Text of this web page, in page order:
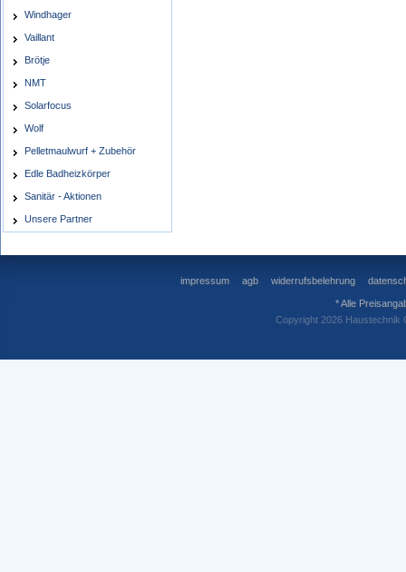
Windhager
Vaillant
Brötje
NMT
Solarfocus
Wolf
Pelletmaulwurf + Zubehör
Edle Badheizkörper
Sanitär - Aktionen
Unsere Partner
impressum agb widerrufsbelehrung
* Alle
Copyright 2026 Haustechnik